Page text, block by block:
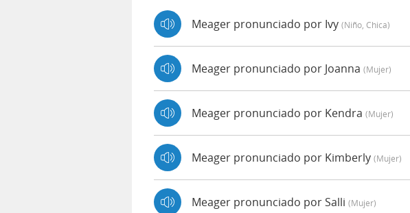
Meager pronunciado por Ivy (niño, Chica)
Meager pronunciado por Joanna (mujer)
Meager pronunciado por Kendra (mujer)
Meager pronunciado por Kimberly (mujer)
Meager pronunciado por Salli (mujer)